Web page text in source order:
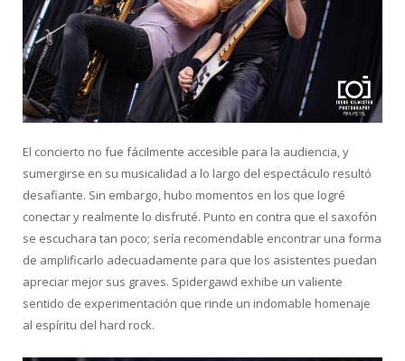
El concierto no fue fácilmente accesible para la audiencia, y
sumergirse en su musicalidad a lo largo del espectáculo resultó
desafiante. Sin embargo, hubo momentos en los que logré
conectar y realmente lo disfruté. Punto en contra que el saxofón
se escuchara tan poco; sería recomendable encontrar una forma
de amplificarlo adecuadamente para que los asistentes puedan
apreciar mejor sus graves. Spidergawd exhibe un valiente
sentido de experimentación que rinde un indomable homenaje
al espíritu del hard rock.